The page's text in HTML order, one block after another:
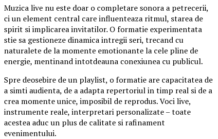
Muzica live nu este doar o completare sonora a petrecerii,
ci un element central care influenteaza ritmul, starea de
spirit si implicarea invitatilor. O formatie experimentata
stie sa gestioneze dinamica intregii seri, trecand cu
naturalete de la momente emotionante la cele pline de
energie, mentinand intotdeauna conexiunea cu publicul.
Spre deosebire de un playlist, o formatie are capacitatea de
a simti audienta, de a adapta repertoriul in timp real si de a
crea momente unice, imposibil de reprodus. Voci live,
instrumente reale, interpretari personalizate – toate
acestea aduc un plus de calitate si rafinament
evenimentului.